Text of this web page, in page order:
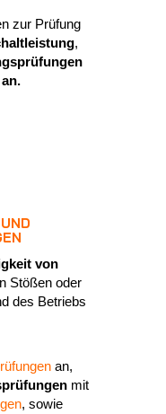
zur Prüfung
,
von
Stößen oder
des Betriebs
an,
mit
, sowie